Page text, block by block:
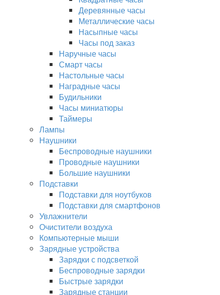
Деревянные часы
Металлические часы
Насыпные часы
Часы под заказ
Наручные часы
Смарт часы
Настольные часы
Наградные часы
Будильники
Часы миниатюры
Таймеры
Лампы
Наушники
Беспроводные наушники
Проводные наушники
Большие наушники
Подставки
Подставки для ноутбуков
Подставки для смартфонов
Увлажнители
Очистители воздуха
Компьютерные мыши
Зарядные устройства
Зарядки с подсветкой
Беспроводные зарядки
Быстрые зарядки
Зарядные станции